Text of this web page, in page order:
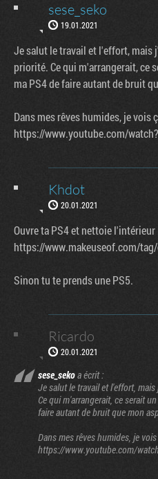
sese_seko
19.01.2021
Je salut le travail et l'effort, mais
priorité. Ce qui m'arrangerait, ce
ma PS4 de faire autant de bruit
Dans mes rêves humides, je vois
https://www.youtube.com/
Khdot
20.01.2021
Ouvre ta PS4 et nettoie l'intérieur
https://www.makeuseof.com/
Sinon tu te prends une PS5.
Ricardo
20.01.2021
sese_sekoa écrit :
Je salut le travail et l'effort,
Ce qui m'arrangerait, ce serait
faire autant de bruit que mon
Dans mes rêves humides, je
https://www.youtube.com/